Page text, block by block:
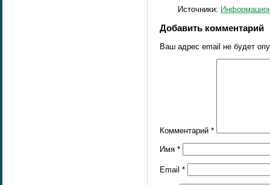
Источники:
Добавить комментарий
Ваш адрес email не будет
Комментарий *
Имя *
Email *